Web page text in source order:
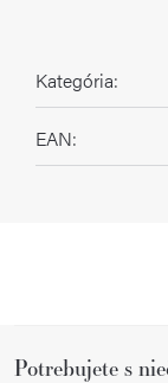
Kategória:
EAN:
Potrebujete s